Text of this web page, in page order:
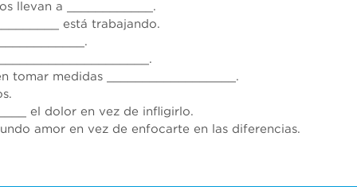
llevan a
.
está trabajando.
.
.
tomar medidas
.
el dolor en vez de infligirlo.
amor en vez de enfocarte en las diferencias.